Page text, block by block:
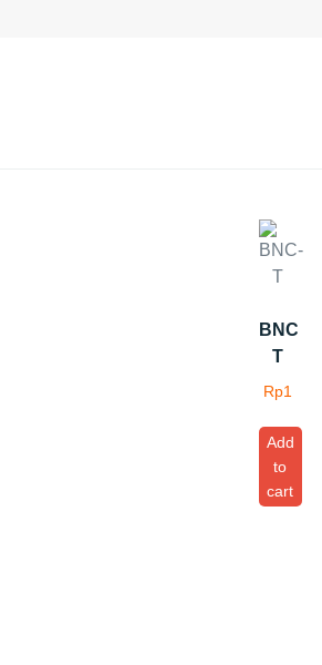
BNC
T
Rp1
Add
to
cart